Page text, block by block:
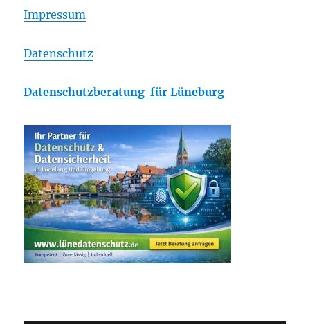
Impressum
Datenschutz
Datenschutzberatung für Lüneburg